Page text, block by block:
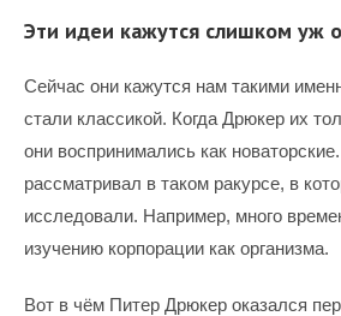
Эти идеи кажутся слишком уж
Сейчас они кажутся нам такими
стали классикой. Когда Дрюкер их
они воспринимались как
рассматривал в таком ракурсе, в
исследовали. Например, много
изучению корпорации как организма.
Вот в чём Питер Дрюкер оказался